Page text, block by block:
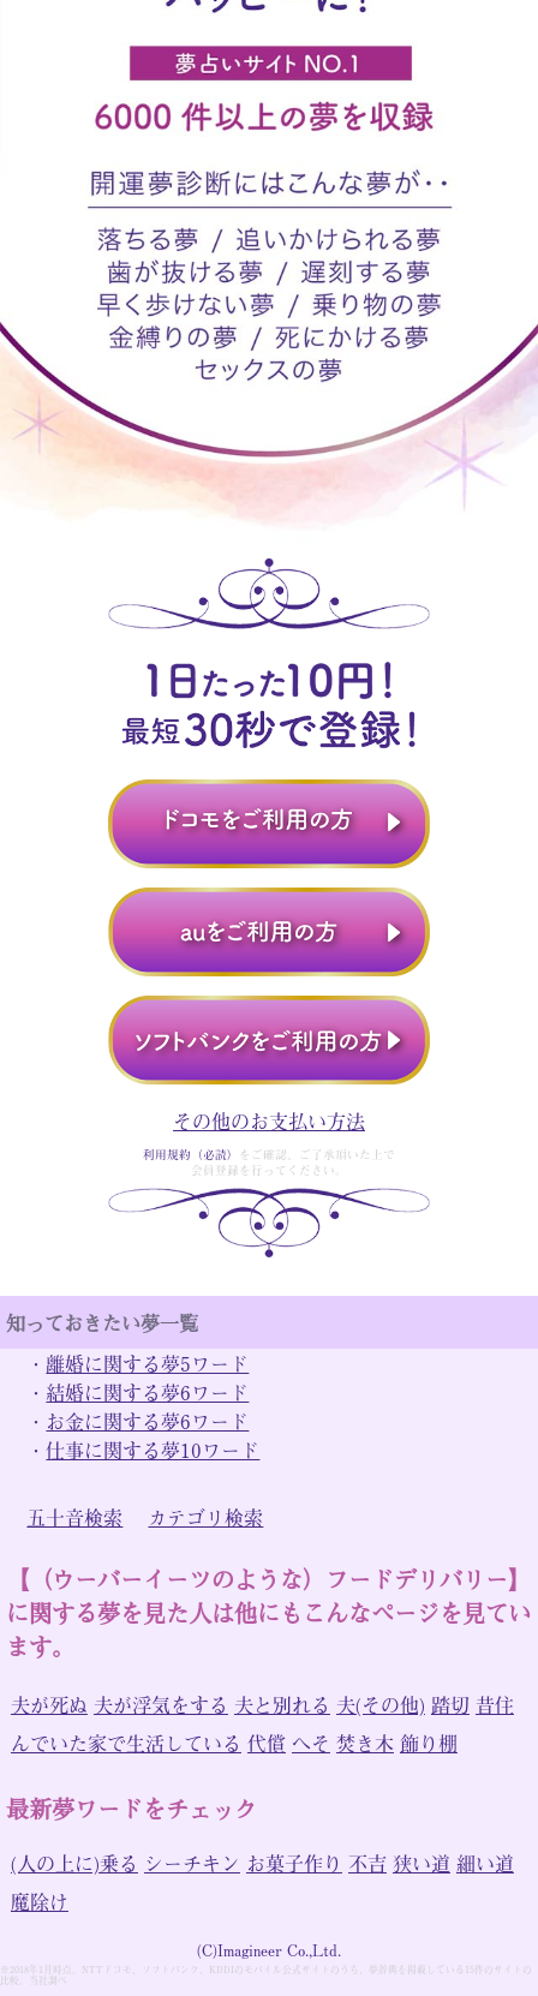
その他のお支払い方法
利用規約（必読）
をご確認、ご了承頂いた上で
会員登録を行ってください。
知っておきたい夢一覧
・ 離婚に関する夢5ワード
・ 結婚に関する夢6ワード
・ お金に関する夢6ワード
・仕事に関する夢10ワード
五十音検索 カテゴリ検索
【（ウーバーイーツのような）フードデリバリー】
に関する夢を見た人は他にもこんなページを見てい
ます。
夫が死ぬ 夫が浮気をする 夫と別れる 夫(その他) 踏切 昔住
んでいた家で生活している 代償 へそ 焚き木 飾り棚
最新夢ワードをチェック
(人の上に)乗る シーチキン お菓子作り 不吉 狭い道 細い道
魔除け
(C)Imagineer Co.,Ltd.
※2018年1月時点。NTTドコモ、ソフトバンク、KDDIのモバイル公式サイトのうち、夢辞典を掲載している15件のサイトの
比較。当社調べ